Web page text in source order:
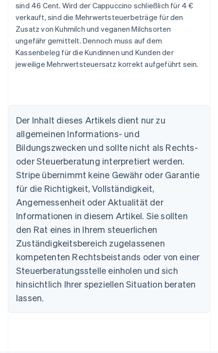
sind 46 Cent. Wird der Cappuccino schließlich für 4 €
verkauft, sind die Mehrwertsteuerbeträge für den
Zusatz von Kuhmilch und veganen Milchsorten
ungefähr gemittelt. Dennoch muss auf dem
Kassenbeleg für die Kundinnen und Kunden der
jeweilige Mehrwertsteuersatz korrekt aufgeführt sein.
Der Inhalt dieses Artikels dient nur zu
allgemeinen Informations- und
Bildungszwecken und sollte nicht als Rechts-
oder Steuerberatung interpretiert werden.
Stripe übernimmt keine Gewähr oder Garantie
für die Richtigkeit, Vollständigkeit,
Angemessenheit oder Aktualität der
Informationen in diesem Artikel. Sie sollten
den Rat eines in Ihrem steuerlichen
Zuständigkeitsbereich zugelassenen
kompetenten Rechtsbeistands oder von einer
Steuerberatungsstelle einholen und sich
hinsichtlich Ihrer speziellen Situation beraten
lassen.
Australien
English
Belgien
NederlandsFrançais DeutschEnglish
Brasilien
Bulgarien
English
Dänemark
English
Deutschland
DeutschEnglish
English
Festlandchina